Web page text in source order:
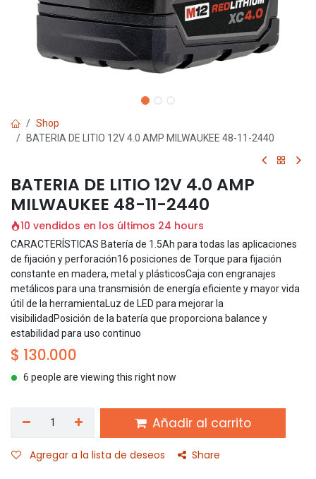
Shop
BATERIA DE LITIO 12V 4.0 AMP MILWAUKEE 48-11-2440
BATERIA DE LITIO 12V 4.0 AMP
MILWAUKEE 48-11-2440
10 vendidos en los últimos 24 hours
CARACTERÍSTICAS Batería de 1.5Ah para todas las aplicaciones
de fijación y perforación16 posiciones de Torque para fijación
constante en madera, metal y plásticosCaja con engranajes
metálicos para una transmisión de energía eficiente y mayor vida
útil de la herramientaLuz de LED para mejorar la
visibilidadPosición de la batería que proporciona balance y
estabilidad para uso continuo
$ 130.000
6 people are viewing this right now
Añadir al carrito
Agregar a la lista de deseos Share